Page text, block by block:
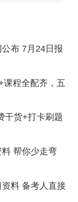
生中，无论你
提升的学员，
业老师学，少
经济师证书！
布 7月24日报
课程全配齐，五
干货+打卡刷题
帮你少走弯
料 备考人直接